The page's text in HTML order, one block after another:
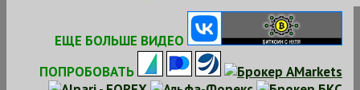
ЕЩЕ БОЛЬШЕ ВИДЕО
ПОПРОБОВАТЬ